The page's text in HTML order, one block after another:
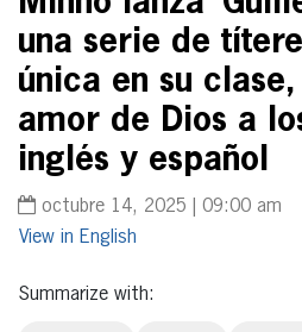
una serie de
única en su
amor de Dios a
inglés y español
octubre 14, 2025 | 09:00 am
English
Summarize with: